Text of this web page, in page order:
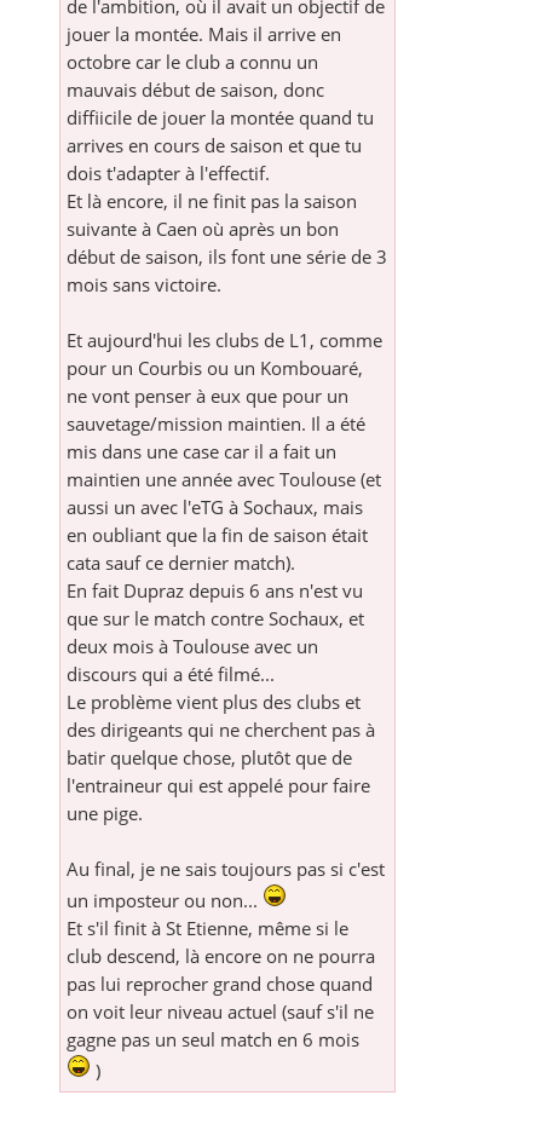
de l'ambition, où il avait un objectif de
jouer la montée. Mais il arrive en
octobre car le club a connu un
mauvais début de saison, donc
diffiicile de jouer la montée quand tu
arrives en cours de saison et que tu
dois t'adapter à l'effectif.
Et là encore, il ne finit pas la saison
suivante à Caen où après un bon
début de saison, ils font une série de 3
mois sans victoire.
Et aujourd'hui les clubs de L1, comme
pour un Courbis ou un Kombouaré,
ne vont penser à eux que pour un
sauvetage/mission maintien. Il a été
mis dans une case car il a fait un
maintien une année avec Toulouse (et
aussi un avec l'eTG à Sochaux, mais
en oubliant que la fin de saison était
cata sauf ce dernier match).
En fait Dupraz depuis 6 ans n'est vu
que sur le match contre Sochaux, et
deux mois à Toulouse avec un
discours qui a été filmé...
Le problème vient plus des clubs et
des dirigeants qui ne cherchent pas à
batir quelque chose, plutôt que de
l'entraineur qui est appelé pour faire
une pige.
Au final, je ne sais toujours pas si c'est
un imposteur ou non...
Et s'il finit à St Etienne, même si le
club descend, là encore on ne pourra
pas lui reprocher grand chose quand
on voit leur niveau actuel (sauf s'il ne
gagne pas un seul match en 6 mois
)